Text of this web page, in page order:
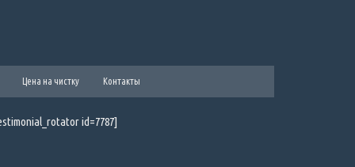
Цена на чистку Контакты
id=7787]